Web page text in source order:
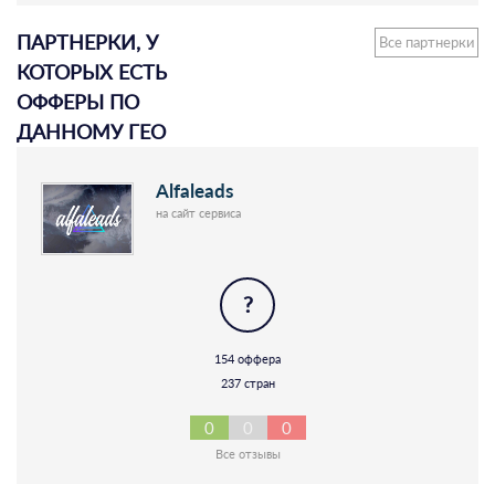
ПАРТНЕРКИ, У
КОТОРЫХ ЕСТЬ
ОФФЕРЫ ПО
ДАННОМУ ГЕО
Все партнерки
Alfaleads
на сайт сервиса
?
154 оффера
237 стран
0 0 0
Все отзывы